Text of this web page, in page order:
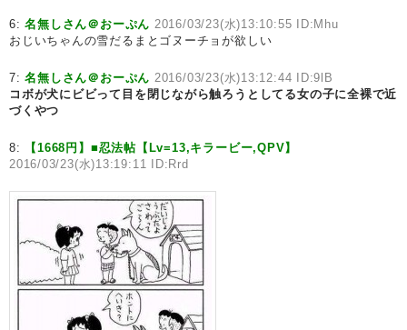
6:名無しさん＠おーぷん 2016/03/23(水)13:10:55 ID:Mhu
おじいちゃんの雪だるまとゴヌーチョが欲しい
7:名無しさん＠おーぷん 2016/03/23(水)13:12:44 ID:9lB
コボが犬にビビって目を閉じながら触ろうとしてる女の子に全裸で近
づくやつ
8:
【1668円】■忍法帖【Lv=13,キラービー,QPV】
2016/03/23(水)13:19:11 ID:Rrd